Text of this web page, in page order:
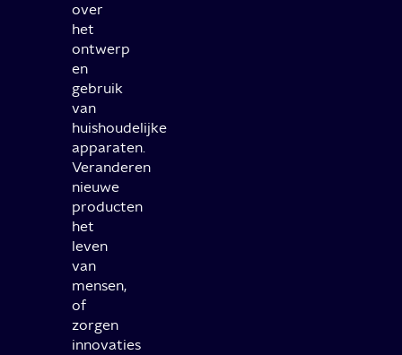
over
het
ontwerp
en
gebruik
van
huishoudelijke
apparaten.
Veranderen
nieuwe
producten
het
leven
van
mensen,
of
zorgen
innovaties